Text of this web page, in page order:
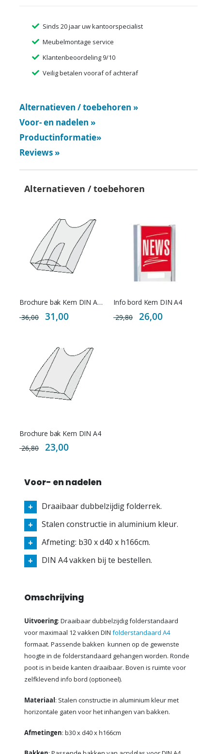
Sinds 20 jaar uw kantoorspecialist
Meubelmontage service
Klantenbeoordeling 9/10
Veilig betalen vooraf of achteraf
Alternatieven / toebehoren »
Voor- en nadelen »
Productinformatie»
Reviews »
Alternatieven / toebehoren
Brochure bak Kem DIN A6 lang
36,00
Special
Price
31,00
Info bord Kem DIN A4
29,80
Special
Price
26,00
Brochure bak Kem DIN A4
26,80
Special
Price
23,00
Voor- en nadelen
Draaibaar dubbelzijdig folderrek.
Stalen constructie in aluminium kleur.
Afmeting: b30 x d40 x h166cm.
DIN A4 vakken bij te bestellen.
Omschrijving
Uitvoering: Draaibaar dubbelzijdig folderstandaard
voor maximaal 12 vakken DIN folderstandaard A4
formaat. Passende bakken kunnen op de gewenste
hoogte in de folderstandaard gehangen worden. Ronde
poot is in beide kanten draaibaar. Boven is ruimte voor
zelfklevend info bord (optioneel).
Materiaal: Stalen constructie in aluminium kleur met
horizontale gaten voor het inhangen van bakken.
Afmetingen: b30 x d40 x h166cm